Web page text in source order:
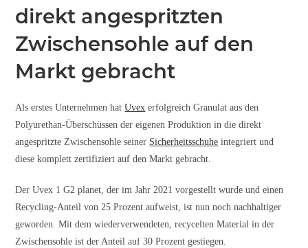
direkt angespritzten
Zwischensohle auf den
Markt gebracht
Als erstes Unternehmen hatUvex erfolgreich Granulat aus den
Polyurethan-Überschüssen der eigenen Produktion in die direkt
angespritzte Zwischensohle seiner Sicherheitsschuhe integriert und
diese komplett zertifiziert auf den Markt gebracht.
Der Uvex 1 G2 planet, der im Jahr 2021 vorgestellt wurde und einen
Recycling-Anteil von 25 Prozent aufweist, ist nun noch nachhaltiger
geworden. Mit dem wiederverwendeten, recycelten Material in der
Zwischensohle ist der Anteil auf 30 Prozent gestiegen.